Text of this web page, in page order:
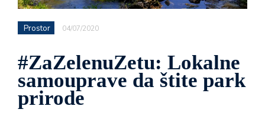
Prostor 04/07/2020
#ZaZelenuZetu: Lokalne
samouprave da štite park
prirode